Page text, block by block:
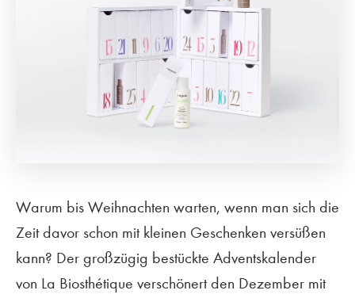
Warum bis Weihnachten warten, wenn man sich die
Zeit davor schon mit kleinen Geschenken versüßen
kann? Der großzügig bestückte Adventskalender
von La Biosthétique verschönert den Dezember mit